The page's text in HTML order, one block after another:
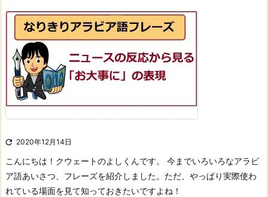
 2020年12月14日
こんにちは！ クウェートのよしくんです。
今までいろいろなアラビ
ア語あいさつ、フレーズを紹介しました。 ただ、やっぱり実際使わ
れている場面を見て知っておきたいですよね！